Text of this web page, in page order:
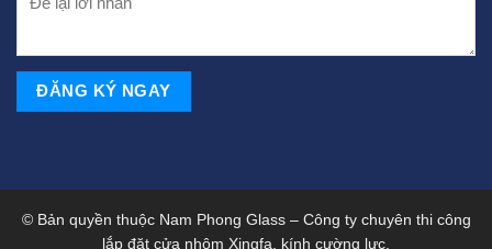
© Bản quyền thuộc Nam Phong Glass – Công ty chuyên thi công
lắp đặt cửa nhôm Xingfa, kính cường lực.